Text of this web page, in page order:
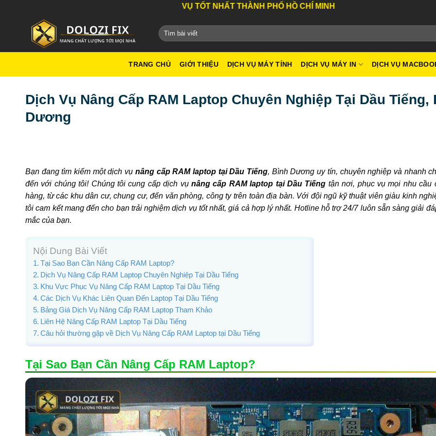
DỊCH VỤ TỐT NHẤT THÀNH PHỐ HỒ CHÍ MINH
TRANG CHỦ GIỚI THIỆU DỊCH VỤ MÁY TÍNH DỊCH VỤ MÁY IN DỊCH VỤ
Dịch Vụ Nâng Cấp RAM Laptop Chuyên Nghiệp Tại Dầu Tiếng,
Dương
Bạn đang tìm kiếm một dịch vụ nâng cấp RAM laptop tại Dầu Tiếng, Bình Dương uy tín, chuyên nghiệp và nhanh
đến với chúng tôi! Chúng tôi cung cấp dịch vụ nâng cấp RAM laptop tại Dầu Tiếng tận nơi, phục vụ mọi nhu cầu
hàng, từ các khu dân cư, chung cư, đến văn phòng, công ty trên toàn địa bàn. Với đội ngũ kỹ thuật viên giàu kinh
tôi cam kết mang đến cho bạn trải nghiệm dịch vụ tốt nhất, giá cả hợp lý nhất. Hotline hỗ trợ 24/7 luôn sẵn sàng giải
mắc của bạn.
Nội Dung Bài Viết
Tại Sao Bạn Cần Nâng Cấp RAM Laptop?
Dịch Vụ Nâng Cấp RAM Laptop Chuyên Nghiệp Tại Dầu Tiếng
Khu Vực Phục Vụ Nâng Cấp RAM Laptop Tại Dầu Tiếng
Các Dịch Vụ Khác Liên Quan Đến Laptop Tại Dầu Tiếng
Bảng Giá Dịch Vụ Nâng Cấp RAM Laptop Tham Khảo
Liên Hệ Nâng Cấp RAM Laptop Tại Dầu Tiếng
Câu hỏi thường gặp về Dịch Vụ Nâng Cấp RAM Laptop tại Dầu Tiếng
Tại Sao Bạn Cần Nâng Cấp RAM Laptop?